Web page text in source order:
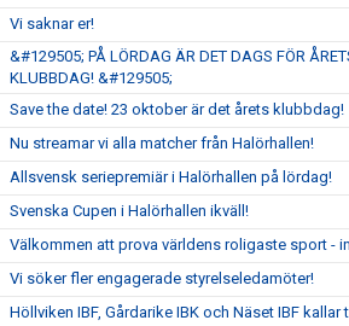
Vi saknar er!
&#129505; PÅ LÖRDAG ÄR DET DAGS FÖR
KLUBBDAG! &#129505;
Save the date! 23 oktober är det årets klubbdag!
Nu streamar vi alla matcher från Halörhallen!
Allsvensk seriepremiär i Halörhallen på lördag!
Svenska Cupen i Halörhallen ikväll!
Välkommen att prova världens roligaste sport -
Vi söker fler engagerade styrelseledamöter!
Höllviken IBF, Gårdarike IBK och Näset IBF kallar